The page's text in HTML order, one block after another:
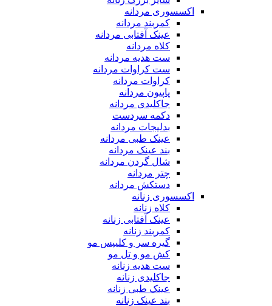
اکسسوری مردانه
کمربند مردانه
عینک آفتابی مردانه
کلاه مردانه
ست هدیه مردانه
ست کراوات مردانه
کراوات مردانه
پاپیون مردانه
جاکلیدی مردانه
دکمه سردست
بدلیجات مردانه
عینک طبی مردانه
بند عینک مردانه
شال گردن مردانه
چتر مردانه
دستکش مردانه
اکسسوری زنانه
کلاه زنانه
عینک آفتابی زنانه
کمربند زنانه
گیره سر و کلیپس مو
کش مو و تل مو
ست هدیه زنانه
جاکلیدی زنانه
عینک طبی زنانه
بند عینک زنانه